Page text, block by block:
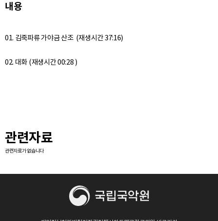
내용
01. 김죽파류 가야금 산조 (재생시간 37:16)
관련자료
관련자료가 없습니다